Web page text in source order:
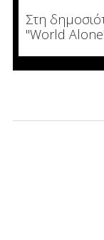
Στη
"World